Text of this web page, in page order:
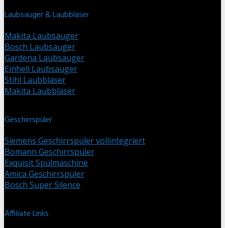
Laubsauger & Laubbläser
Makita Laubsauger
Bosch Laubsauger
Gardena Laubsauger
Einhell Laubsauger
Stihl Laubbläser
Makita Laubbläser
Geschirrspüler
Siemens Geschirrspüler vollintegriert
Bomann Geschirrspüler
Exquisit Spülmaschine
Amica Geschirrspüler
Bosch Super Silence
Affiliate Links